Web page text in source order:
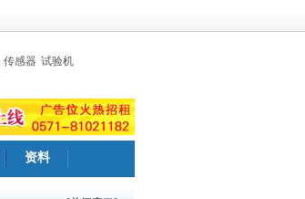
传感器 试验机
资料